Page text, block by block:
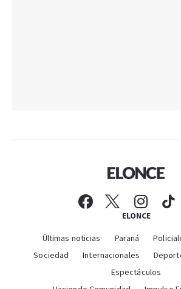
ELONCE
Últimas noticias Paraná
Sociedad
Internacionales
Espectáculos